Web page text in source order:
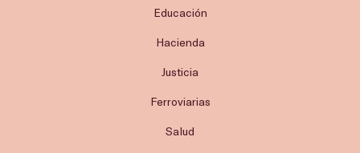
Educación
Hacienda
Justicia
Ferroviarias
Salud